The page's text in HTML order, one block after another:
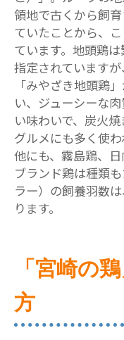
領地で古くから飼
ていたことから、
ています。地頭鶏
指定されています
「みやざき地頭鶏
い、ジューシーな
い味わいで、炭火
グルメにも多く使わ
他にも、霧島鶏、
ブランド鶏は種類
ラー）の飼養羽数
ります。
「宮崎の
方